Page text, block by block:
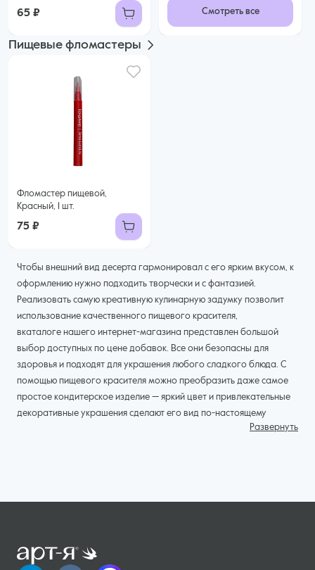
65 ₽ Смотреть все
Пищевые фломастеры
Фломастер пищевой,
Красный, 1 шт.
75 ₽
Чтобы внешний вид десерта гармонировал с его ярким вкусом, к
оформлению нужно подходить творчески и с фантазией.
Реализовать самую креативную кулинарную задумку позволит
использование качественного пищевого красителя,
вкаталоге нашего интернет-магазина представлен большой
выбор доступных по цене добавок. Все они безопасны для
здоровья и подходят для украшения любого сладкого блюда. С
помощью пищевого красителя можно преобразить даже самое
простое кондитерское изделие — яркий цвет и привлекательные
декоративные украшения сделают его вид по-настоящему
праздничным. Вещество обычно добавляется в тесто, крем,
Разновидности пищевых красителей
Выбирая состав для окрашивания целого десерта или его
Развернуть